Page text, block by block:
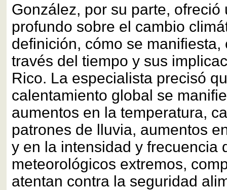
González, por su parte, ofreció
profundo sobre el cambio
definición, cómo se manifiesta,
través del tiempo y sus
Rico. La especialista precisó
calentamiento global se
aumentos en la temperatura,
patrones de lluvia, aumentos
y en la intensidad y frecuencia
meteorológicos extremos,
atentan contra la seguridad